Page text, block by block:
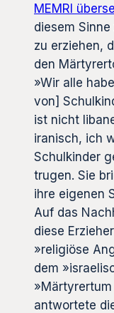
MEMRI
diesem
zu erziehen,
den
»Wir alle
von]
ist nicht
iranisch, ich
Schulkinder
trugen. Sie
ihre eigenen
Auf das
diese
»religiöse
dem
antwortete